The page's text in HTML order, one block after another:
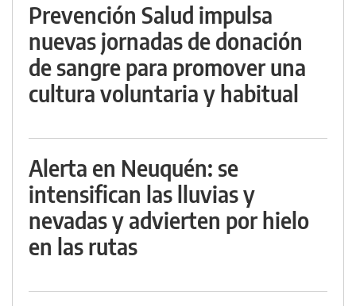
Prevención Salud impulsa
nuevas jornadas de donación
de sangre para promover una
cultura voluntaria y habitual
Alerta en Neuquén: se
intensifican las lluvias y
nevadas y advierten por hielo
en las rutas